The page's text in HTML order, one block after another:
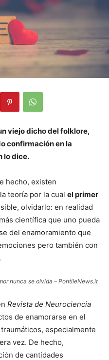
viejo dicho del folklore,
confirmación en la
lo dice.
hecho, existen
teoría por la cual el primer
olvidarlo: en realidad
científica que uno pueda
del enamoramiento que
pero también con
nunca se olvida – PontileNews.it
Revista de Neurociencia
de enamorarse en el
especialmente
vez. De hecho,
de cantidades